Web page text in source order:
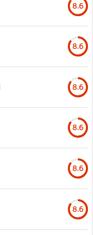
8.6
8.6
8.6
8.6
8.6
8.6